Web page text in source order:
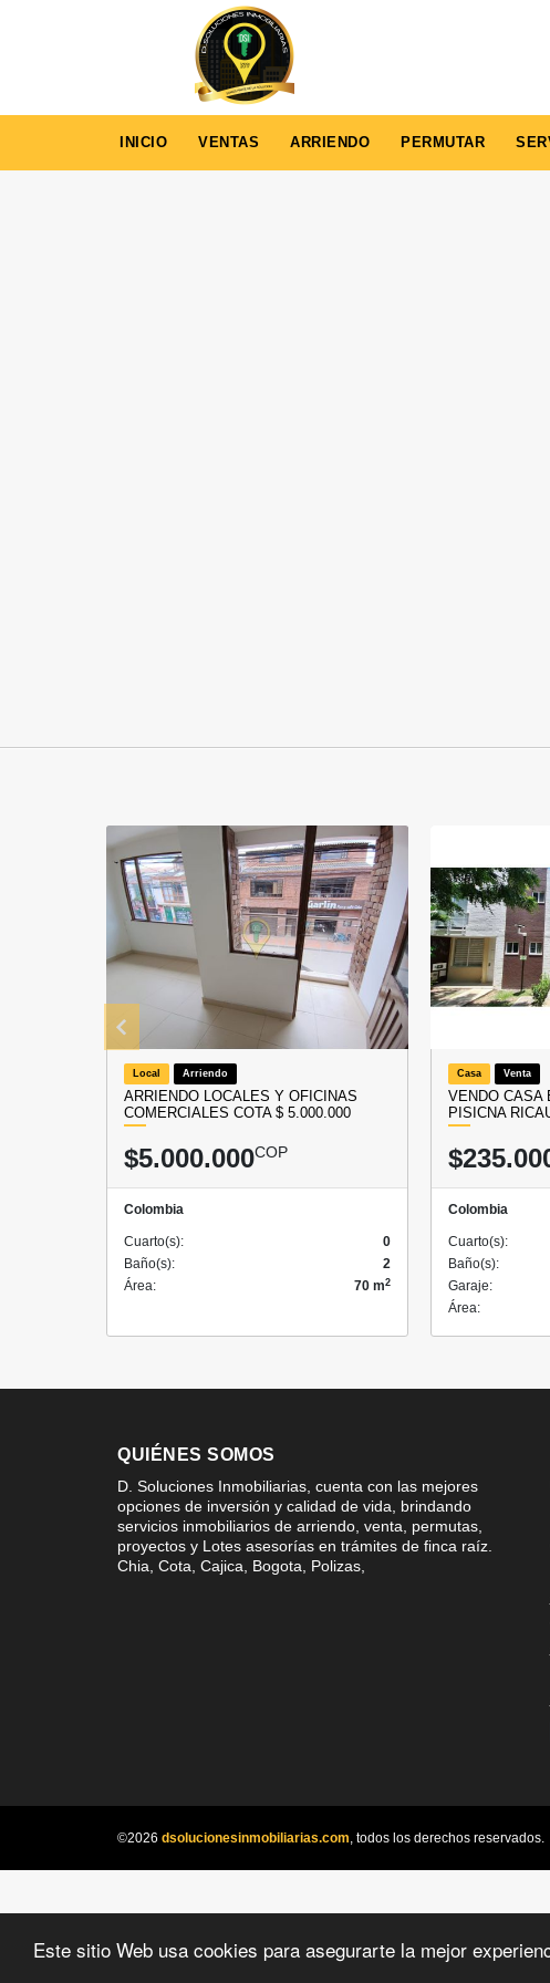
Este sitio Web usa cookies para asegurarte la mejor
INICIO VENTAS ARRIENDO PERMUTAR
Local Arriendo
ARRIENDO LOCALES Y OFICINAS
COMERCIALES COTA $ 5.000.000
$5.000.000COP
Colombia
Cuarto(s):
0
Baño(s):
2
Área:
70 m2
Casa Venta
VENDO CASA
PISICNA
Colombia
Cuarto(s):
Baño(s):
Garaje:
Área:
QUIÉNES SOMOS
D. Soluciones Inmobiliarias, cuenta con las mejores
opciones de inversión y calidad de vida, brindando
servicios inmobiliarios de arriendo, venta, permutas,
proyectos y Lotes asesorías en trámites de finca raíz.
Chia, Cota, Cajica, Bogota, Polizas,
©2026 dsolucionesinmobiliarias.com, todos los derechos reservados.